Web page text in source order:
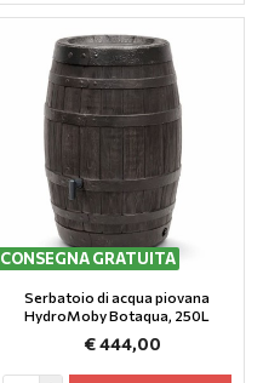
CONSEGNA GRATUITA
Serbatoio di acqua piovana
HydroMoby Botaqua, 250L
€ 444,00